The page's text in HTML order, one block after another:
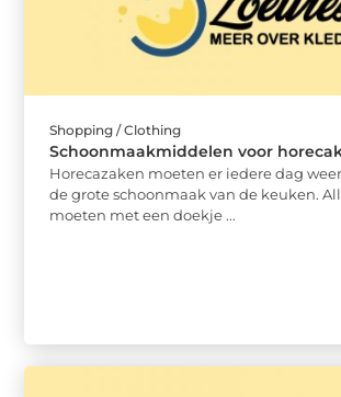
Shopping / Clothing
Schoonmaakmiddelen voor
Horecazaken moeten er iedere dag
de grote schoonmaak van de keuken.
moeten met een doekje ...